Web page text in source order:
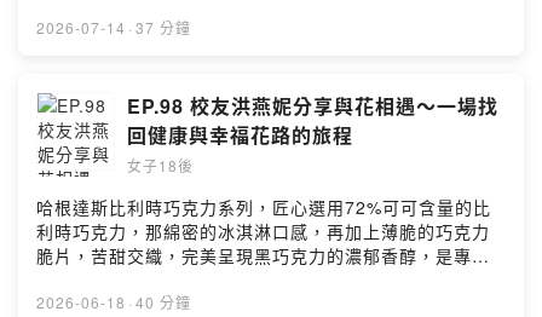
成員，想了解大型活動的後勤與媒合。顏辰晏：公關組成
迷失，強調偏離軌道亦是故事起點。團隊放寬年齡與語言
限制，提供培訓補助，致力降低門檻，營造友善交流環
境。回顧歷屆主題演變，今年陣容由八位青年及知名嘉賓
侯宜秀、吳承雲組成。儘管目前面臨講者招募挑戰，團隊
仍以積極心態，面對這場籌備與溝通的考驗。策展是學生
成長的試煉場。成員們在洪幼齡校長的支持下，從缺乏自
信到學會協調資源與細膩接待。這些幕後點滴，將失敗與
迷惘轉化為成長養分，體現「迷途」精神。活動將於2026
年8月2日在國資圖舉行。節目尾聲，小天使于新帶領聽眾
2026-07-14 · 37 分鐘
EP.98 校友洪燕妮分享與花相遇〜一場找
回健康與幸福花路的旅程
女子18後
哈根達斯比利時巧克力系列，匠心選用72%可可含量的比
利時巧克力，那綿密的冰淇淋口感，再加上薄脆的巧克力
脆片，苦甜交織，完美呈現黑巧克力的濃郁香醇，是專屬
—— 以上為 Firstory Podcast 廣告 ——內文 : 邀請1988
2026-06-18 · 40 分鐘